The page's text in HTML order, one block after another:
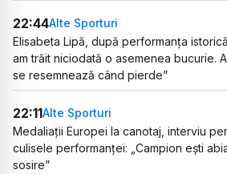
22:44Alte Sporturi
Elisabeta Lipă, după performanța
am trăit niciodată o asemenea bucurie.
se resemnează când pierde”
22:11Alte Sporturi
Medaliații Europei la canotaj, interviu
culisele performanței: „Campion ești
sosire”